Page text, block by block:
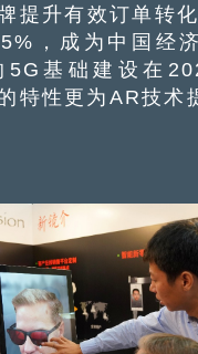
提升有效订单转
，成为中国经
5G基础建设在
特性更为AR技术